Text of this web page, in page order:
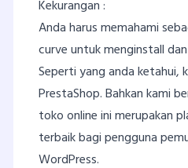
Kekurangan :
Anda harus memahami
curve untuk menginstall
Seperti yang anda ketahui,
PrestaShop. Bahkan kami
toko online ini merupakan
terbaik bagi pengguna
WordPress.